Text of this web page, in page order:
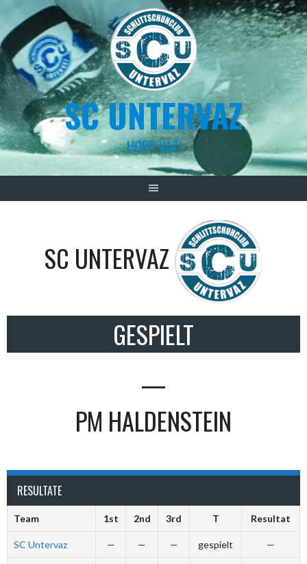
Skip
to
content
SC UNTERVAZ
HOPP VAZ!
SC UNTERVAZ
GESPIELT
—
PM HALDENSTEIN
RESULTATE
Team 1st 2nd 3rd T Resultat
SC Untervaz — — — gespielt —